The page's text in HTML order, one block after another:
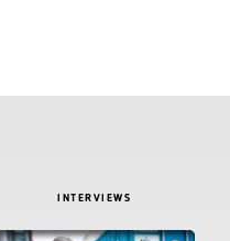
INTERVIEWS